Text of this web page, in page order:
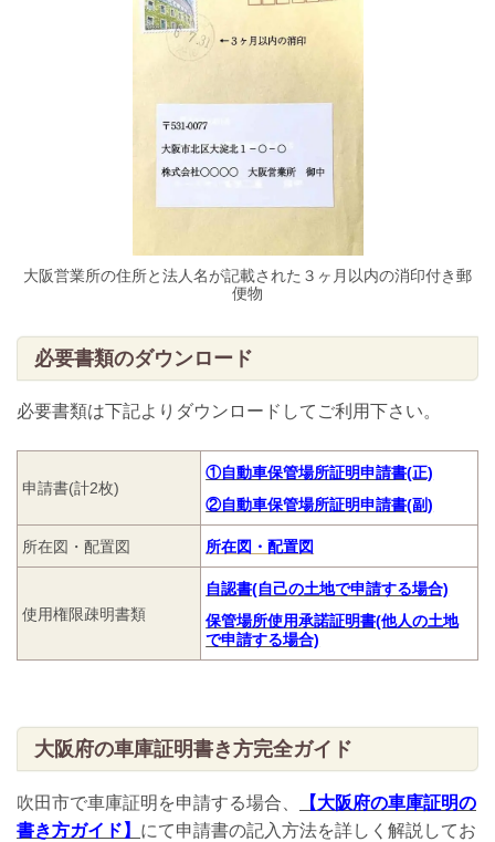
大阪営業所の住所と法人名が記載された３ヶ月以内の消印付き郵
便物
必要書類のダウンロード
必要書類は下記よりダウンロードしてご利用下さい。
申請書(計2枚)
①自動車保管場所証明申請書(正)
②自動車保管場所証明申請書(副)
所在図・配置図 所在図・配置図
使用権限疎明書類
自認書(自己の土地で申請する場合)
保管場所使用承諾証明書(他人の土地
で申請する場合)
大阪府の車庫証明書き方完全ガイド
吹田市で車庫証明を申請する場合、
【大阪府の車庫証明の
書き方ガイド】 にて申請書の記入方法を詳しく解説してお